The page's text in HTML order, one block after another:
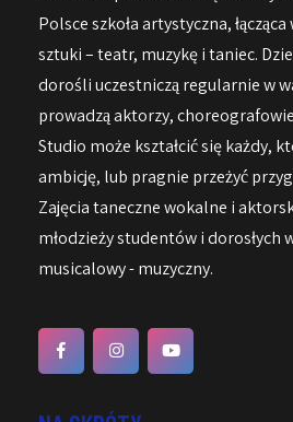
Polsce szkoła artystyczna,
sztuki – teatr, muzykę i taniec.
dorośli uczestniczą regularnie w
prowadzą aktorzy,
Studio może kształcić się każdy,
ambicję, lub pragnie przeżyć
Zajęcia taneczne wokalne i
młodzieży studentów i dorosłych
musicalowy - muzyczny.